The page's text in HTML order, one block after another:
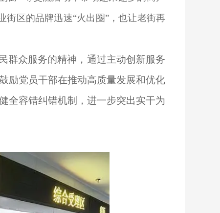
街区的品牌迅速“火出圈”，也让老街再
群众服务的精神，通过主动创新服务
励党员干部在推动高质量发展和优化
全容错纠错机制，进一步突出实干为